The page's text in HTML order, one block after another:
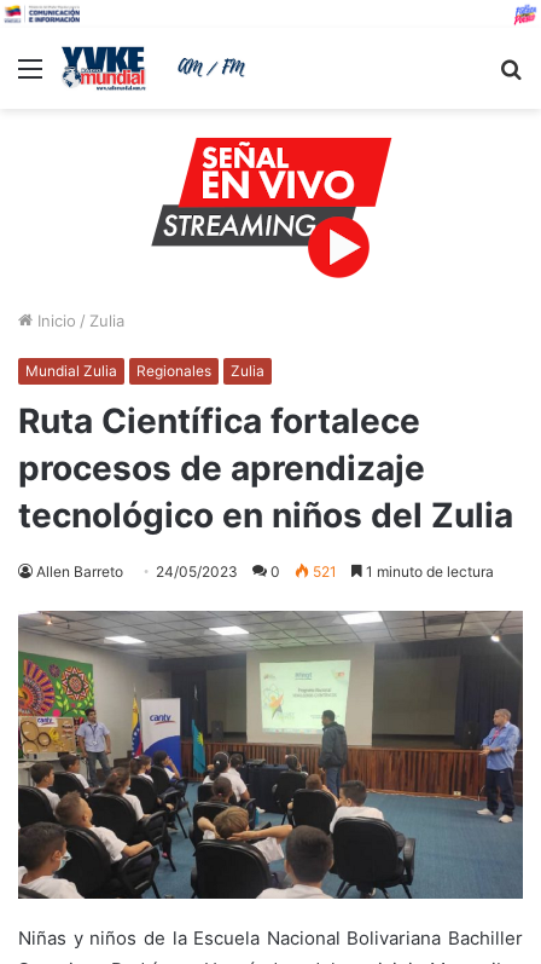
Menu
Inicio / Zulia
Mundial Zulia Regionales Zulia
Ruta Científica fortalece
procesos de aprendizaje
tecnológico en niños del Zulia
Allen Barreto 24/05/2023 0 521 1 minuto de lectura
Niñas y niños de la Escuela Nacional Bolivariana Bachiller